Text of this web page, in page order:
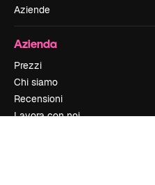
Aziende
Azienda
Prezzi
Chi siamo
Recensioni
Lavora con noi